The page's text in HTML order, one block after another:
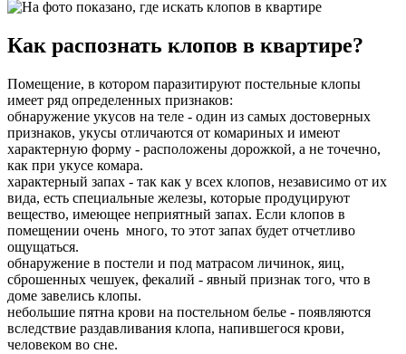
Как распознать клопов в квартире?
Помещение, в котором паразитируют постельные клопы
имеет ряд определенных признаков:
обнаружение укусов на теле - один из самых достоверных
признаков, укусы отличаются от комариных и имеют
характерную форму - расположены дорожкой, а не точечно,
как при укусе комара.
характерный запах - так как у всех клопов, независимо от их
вида, есть специальные железы, которые продуцируют
вещество, имеющее неприятный запах. Если клопов в
помещении очень много, то этот запах будет отчетливо
ощущаться.
обнаружение в постели и под матрасом личинок, яиц,
сброшенных чешуек, фекалий - явный признак того, что в
доме завелись клопы.
небольшие пятна крови на постельном белье - появляются
вследствие раздавливания клопа, напившегося крови,
человеком во сне.